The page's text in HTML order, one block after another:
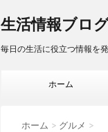
生活情報ブロ
毎日の生活に役立つ情報を
ホーム
ホーム > グルメ >